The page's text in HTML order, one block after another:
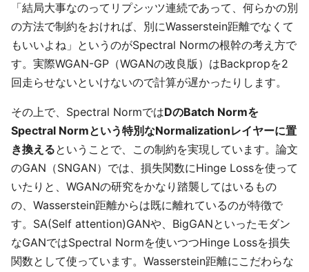
「結局大事なのってリプシッツ連続であって、何らかの別
の方法で制約をおければ、別にWasserstein距離でなくて
もいいよね」というのがSpectral Normの根幹の考え方で
す。実際WGAN-GP（WGANの改良版）はBackpropを2
回走らせないといけないので計算が遅かったりします。
その上で、Spectral NormではDのBatch Normを
Spectral Normという特別なNormalizationレイヤーに置
き換えるということで、この制約を実現しています。論文
のGAN（SNGAN）では、損失関数にHinge Lossを使って
いたりと、WGANの研究をかなり踏襲してはいるもの
の、Wasserstein距離からは既に離れているのが特徴で
す。SA(Self attention)GANや、BigGANといったモダン
なGANではSpectral Normを使いつつHinge Lossを損失
関数として使っています。Wasserstein距離にこだわらな